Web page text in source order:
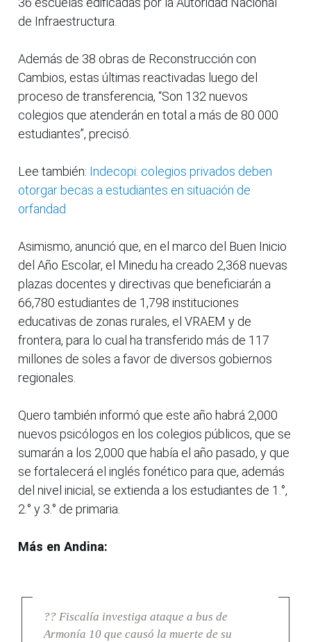
de Infraestructura.
Además de 38 obras de Reconstrucción con
Cambios, estas últimas reactivadas luego del
proceso de transferencia, “Son 132 nuevos
colegios que atenderán en total a más de 80 000
estudiantes”, precisó.
Lee también: Indecopi: colegios privados deben
otorgar becas a estudiantes en situación de
orfandad
Asimismo, anunció que, en el marco del Buen Inicio
del Año Escolar, el Minedu ha creado 2,368 nuevas
plazas docentes y directivas que beneficiarán a
66,780 estudiantes de 1,798 instituciones
educativas de zonas rurales, el VRAEM y de
frontera, para lo cual ha transferido más de 117
millones de soles a favor de diversos gobiernos
regionales.
Quero también informó que este año habrá 2,000
nuevos psicólogos en los colegios públicos, que se
sumarán a los 2,000 que había el año pasado, y que
se fortalecerá el inglés fonético para que, además
del nivel inicial, se extienda a los estudiantes de 1.°,
2.° y 3.° de primaria.
Más en Andina:
?? Fiscalía investiga ataque a bus de
Armonía 10 que causó la muerte de su